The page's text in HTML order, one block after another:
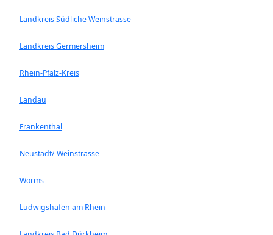
Landkreis Südliche Weinstrasse
Landkreis Germersheim
Rhein-Pfalz-Kreis
Landau
Frankenthal
Neustadt/ Weinstrasse
Worms
Ludwigshafen am Rhein